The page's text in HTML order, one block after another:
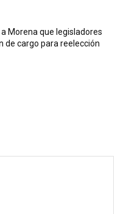
Morena que legisladores
de cargo para reelección